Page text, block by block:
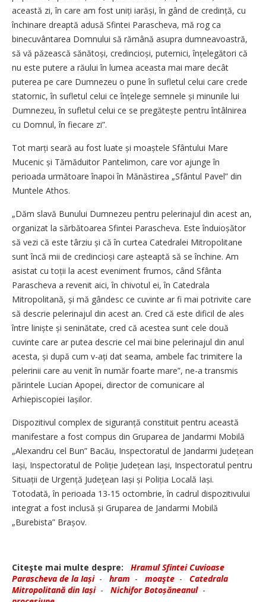
această zi, în care am fost uniți iarăși, în gând de credință, cu
închinare dreaptă adusă Sfintei Parascheva, mă rog ca
binecuvântarea Domnului să rămână asupra dumneavoastră,
să vă păzească sănătoși, credincioși, puternici, înțelegători că
nu este putere a răului în lumea aceasta mai mare decât
puterea pe care Dumnezeu o pune în sufletul celui care crede
statornic, în sufletul celui ce înțelege semnele și minunile lui
Dumnezeu, în sufletul celui ce se pregătește pentru întâlnirea
cu Domnul, în fiecare zi”.
Tot marți seară au fost luate și moaștele Sfântului Mare
Mucenic și Tămăduitor Pantelimon, care vor ajunge în
perioada următoare înapoi în Mănăstirea „Sfântul Pavel” din
Muntele Athos.
„Dăm slavă Bunului Dumnezeu pentru pelerinajul din acest an,
organizat la sărbătoarea Sfintei Parascheva. Este înduioșător
să vezi că este târziu și că în curtea Catedralei Mitropolitane
sunt încă mii de credincioși care așteaptă să se închine. Am
asistat cu toții la acest eveniment frumos, când Sfânta
Parascheva a revenit aici, în chivotul ei, în Catedrala
Mitropolitană, și mă gândesc ce cuvinte ar fi mai potrivite care
să descrie pelerinajul din acest an. Cred că este dificil de ales
între liniște și seninătate, cred că acestea sunt cele două
cuvinte care ar putea descrie cel mai bine pelerinajul din anul
acesta, și după cum v-ați dat seama, ambele fac trimitere la
pelerinii care au venit în număr foarte mare”, ne-a transmis
părintele Lucian Apopei, director de comunicare al
Arhiepiscopiei Iașilor.
Dispozitivul complex de siguranță constituit pentru această
manifestare a fost compus din Gruparea de Jandarmi Mobilă
„Alexandru cel Bun” Bacău, Inspectoratul de Jandarmi Județean
Iași, Inspectoratul de Poliție Județean Iași, Inspectoratul pentru
Situații de Urgență Judeţean Iași și Poliția Locală Iași.
Totodată, în perioada 13-15 octombrie, în cadrul dispozitivului
integrat a fost inclusă și Gruparea de Jandarmi Mobilă
„Burebista” Brașov.
Citeşte mai multe despre:
Hramul Sfintei Cuvioase
Parascheva de la Iași- hram - moaşte - Catedrala
Mitropolitană din Iași- Nichifor Botoșăneanul-